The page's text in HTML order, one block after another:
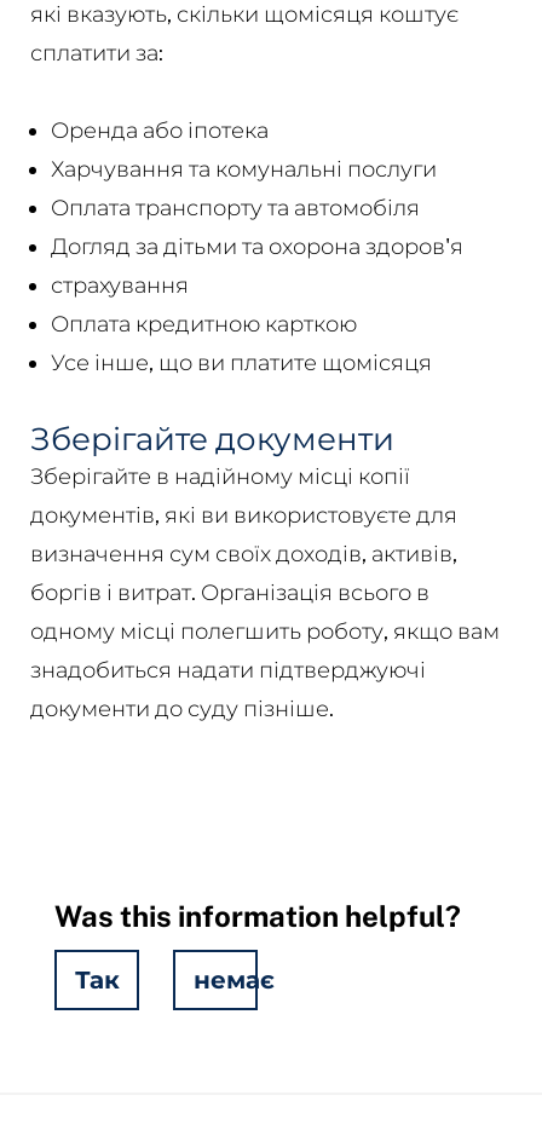
які вказують, скільки щомісяця коштує
сплатити за:
Оренда або іпотека
Харчування та комунальні послуги
Оплата транспорту та автомобіля
Догляд за дітьми та охорона здоров'я
страхування
Оплата кредитною карткою
Усе інше, що ви платите щомісяця
Зберігайте документи
Зберігайте в надійному місці копії
документів, які ви використовуєте для
визначення сум своїх доходів, активів,
боргів і витрат. Організація всього в
одному місці полегшить роботу, якщо вам
знадобиться надати підтверджуючі
документи до суду пізніше.
Was this information helpful?
Так немає